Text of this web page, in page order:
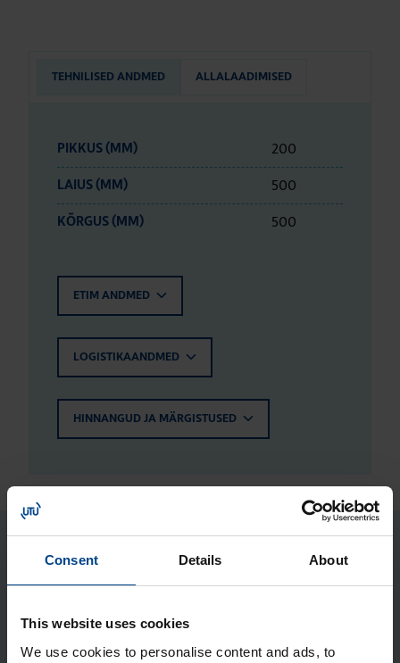
Consent Details About
This website uses cookies
We use cookies to personalise content and ads, to
TEHNILISED ANDMED ALLALAADIMISED
PIKKUS (MM) 200
LAIUS (MM) 500
KÕRGUS (MM) 500
ETIM ANDMED
LOGISTIKAANDMED
HINNANGUD JA MÄRGISTUSED
Seotud tooted
Orion Plus
Tootekood: FL85Z